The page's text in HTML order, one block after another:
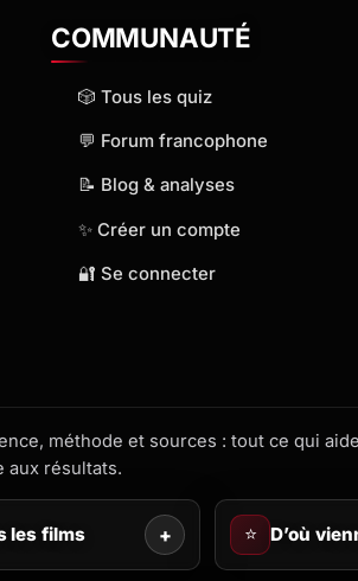
COMMUNAUTÉ
🎲 Tous les quiz
💬 Forum francophone
📝 Blog & analyses
✨ Créer un compte
🔐 Se connecter
méthode et sources : tout ce qui
aux résultats.
les films + ⭐ D’où